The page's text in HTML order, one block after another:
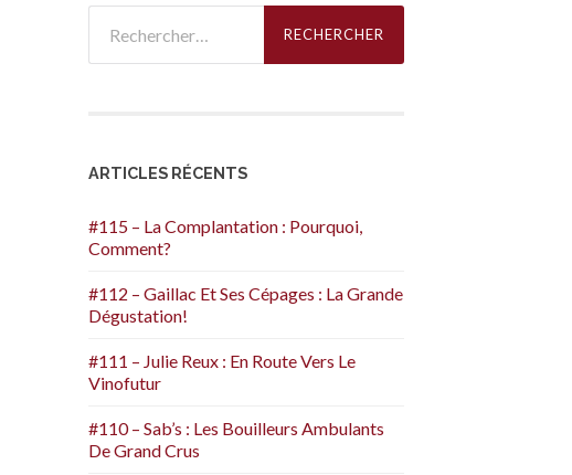
ARTICLES RÉCENTS
#115 – La Complantation : Pourquoi,
Comment?
#112 – Gaillac Et Ses Cépages : La Grande
Dégustation!
#111 – Julie Reux : En Route Vers Le
Vinofutur
#110 – Sab’s : Les Bouilleurs Ambulants
De Grand Crus